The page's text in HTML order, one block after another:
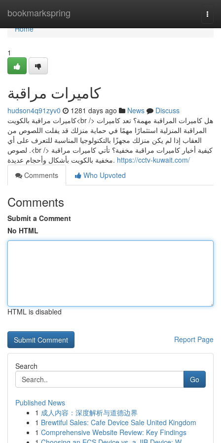
bookmarkspring
Home
Home
1
كاميرات مراقبة
hudson4q91zyv0 1281 days ago News
Discuss
كاميرات مراقبة بالكويت<br /> هل كاميرات المراقبة مهمة؟ تعد كاميرات
المراقبة المنزلية استثمارًا مهمًا في حماية منزلك قد يفلت اللصوص من
العقاب إذا لم يكن منزلك مجهزًا بالتكنولوجيا المناسبة للتعرف على أي
لصوص .<br /> كيفية أخيار كاميرات مراقبة مخفية؟ تأتي كاميرات مراقبة
مخفية بالكويت بأشكال وأحجام عديدة. https://cctv-kuwait.com/
Comments
Who Upvoted
Comments
Submit a Comment
No HTML
HTML is disabled
Report Page
Search
Go
Published News
1 成人内容：深度解析与道德边界
1 Brewtiful Sales: Cafe Device Sale United Kingdom
1 Comprehensive Website Review: Key Findings